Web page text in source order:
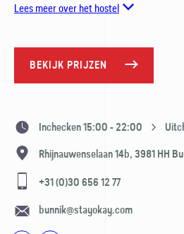
Lees meer over het hostel
BEKIJK PRIJZEN
Inchecken 15:00 - 22:00
Rhijnauwenselaan 14b, 3981 HH
+31 (0)30 656 12 77
bunnik@stayokay.com